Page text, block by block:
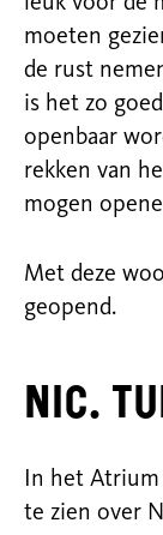
moeten
de rust
is het zo
openbaar
rekken van
mogen
Met deze
geopend.
Nic.
In het
te zien over